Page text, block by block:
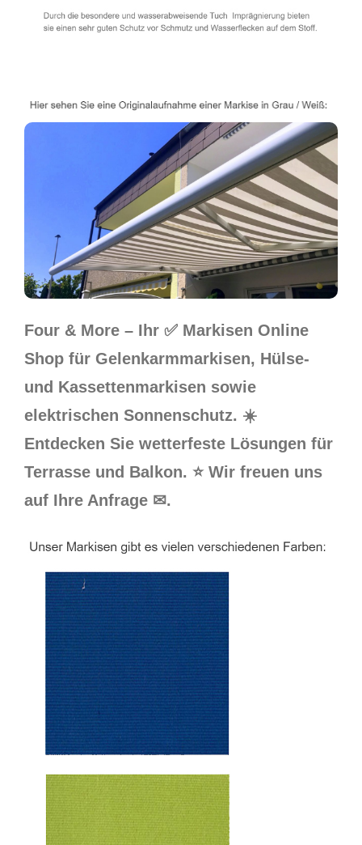
Four & More – Ihr ✅ Markisen Online
Shop für Gelenkarmmarkisen, Hülse-
und Kassettenmarkisen sowie
elektrischen Sonnenschutz. ☀️
Entdecken Sie wetterfeste Lösungen für
Terrasse und Balkon. ⭐ Wir freuen uns
auf Ihre Anfrage ✉.